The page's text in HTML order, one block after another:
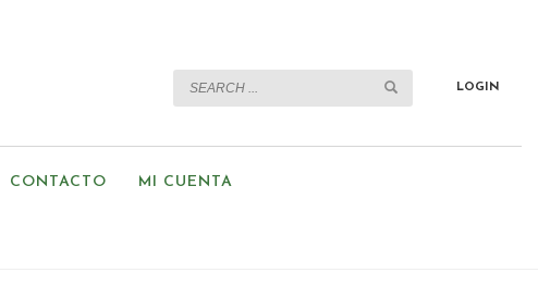
LOGIN
CONTACTO MI CUENTA